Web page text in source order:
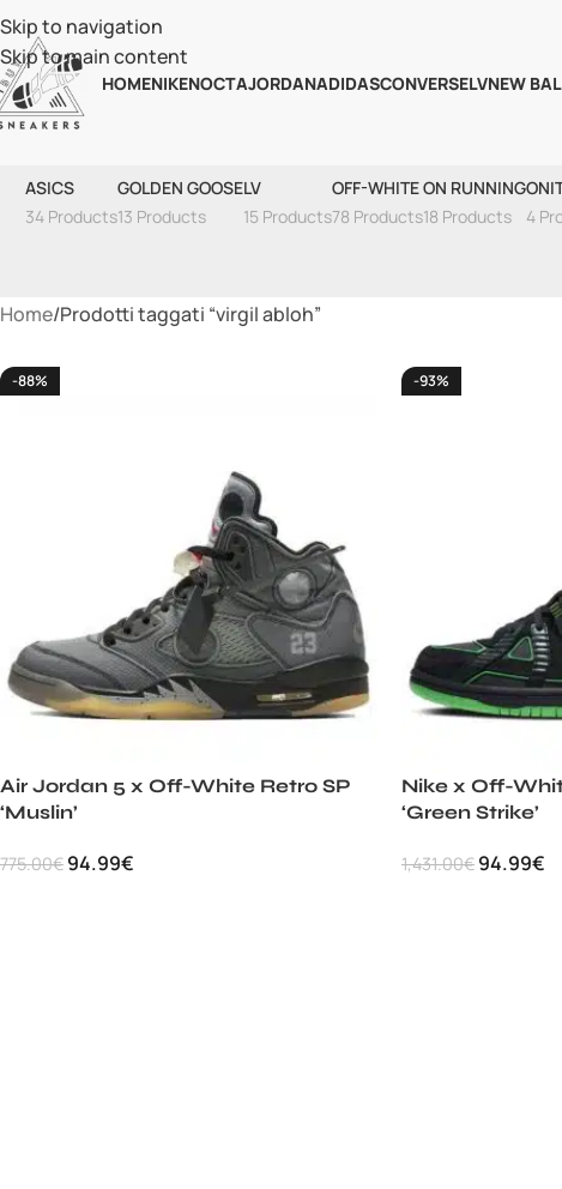
Skip to navigation
Skip to main content
HOMENIKENOCTAJORDANADIDASCONVERSELVNEW
ASICS
34 Products
GOLDEN GOOSE
13 Products
LV
15 Products
OFF-WHITE
78 Products
ON RUNNING
18 Products
4
Home Prodotti taggati “virgil abloh”
-88%
Air Jordan 5 x Off-White Retro SP
‘Muslin’
775.00€ 94.99€
-93%
Nike x Off-
‘Green Strike’
1,431.00€ 94.99€